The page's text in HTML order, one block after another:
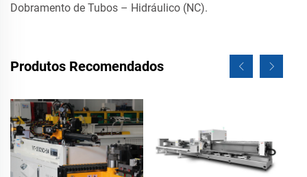
Dobramento de Tubos – Hidráulico (NC).
Produtos Recomendados